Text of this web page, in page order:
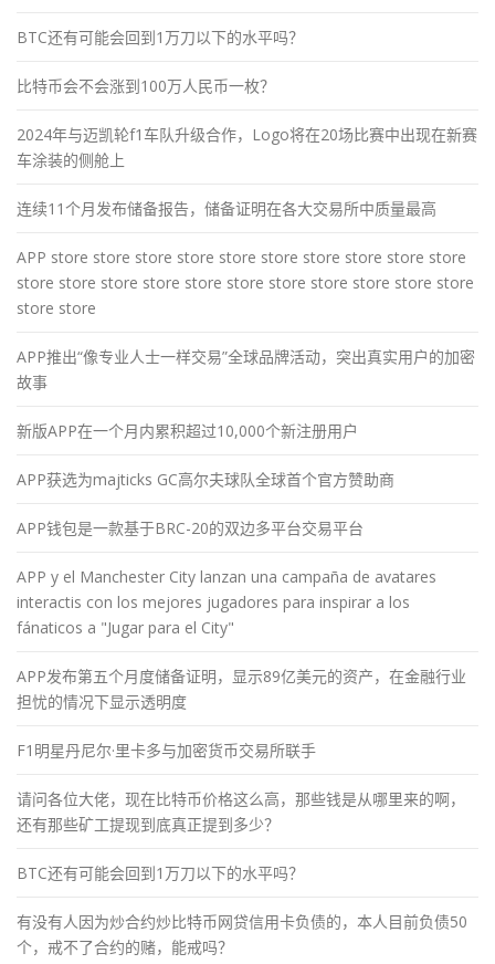
BTC还有可能会回到1万刀以下的水平吗？
比特币会不会涨到100万人民币一枚？
2024年与迈凯轮f1车队升级合作，Logo将在20场比赛中出现在新赛
车涂装的侧舱上
连续11个月发布储备报告，储备证明在各大交易所中质量最高
APP store store store store store store store store store store
store store store store store store store store store store store
store store
APP推出“像专业人士一样交易”全球品牌活动，突出真实用户的加密
故事
新版APP在一个月内累积超过10,000个新注册用户
APP获选为majticks GC高尔夫球队全球首个官方赞助商
APP钱包是一款基于BRC-20的双边多平台交易平台
APP y el Manchester City lanzan una campaña de avatares
interactis con los mejores jugadores para inspirar a los
fánaticos a "Jugar para el City"
APP发布第五个月度储备证明，显示89亿美元的资产，在金融行业
担忧的情况下显示透明度
F1明星丹尼尔·里卡多与加密货币交易所联手
请问各位大佬，现在比特币价格这么高，那些钱是从哪里来的啊，
还有那些矿工提现到底真正提到多少？
BTC还有可能会回到1万刀以下的水平吗？
有没有人因为炒合约炒比特币网贷信用卡负债的，本人目前负债50
个，戒不了合约的赌，能戒吗？